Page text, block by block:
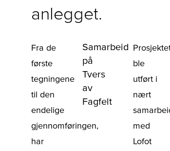
anlegget.
Fra de
første
tegningene
til den
endelige
gjennomføringen,
har
Samarbeid
på
Tvers
av
Fagfelt
ble
utført i
nært
med
Lofot